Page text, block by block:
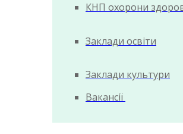
КНП охорони
Заклади освіти
Заклади культури
Вакансії